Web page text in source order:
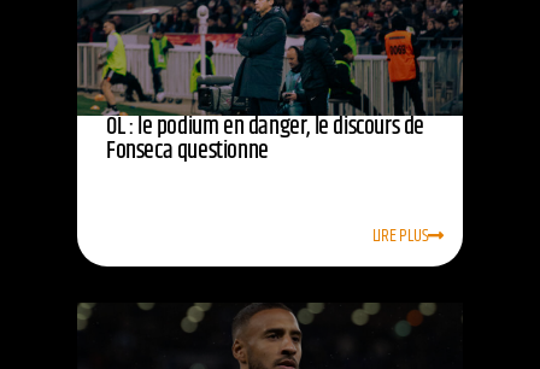
OL : le podium en danger, le discours de
Fonseca questionne
LIRE PLUS